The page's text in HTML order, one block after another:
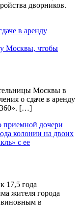
дворников.
Москвы, чтобы
Москвы в
о сдаче в аренду
[…]
колонии на двоих
с ее
17,5 года
жителя города
виновным в